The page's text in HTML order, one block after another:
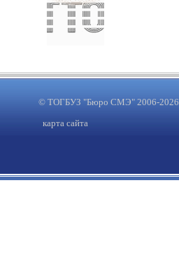
© ТОГБУЗ "Бюро СМЭ" 2006-2026
карта сайта